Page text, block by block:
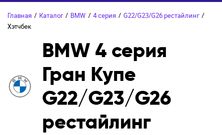
Главная / Каталог / BMW / 4 серия / G22/G23/G26 рестайлинг /
Хэтчбек
BMW 4 серия
Гран Купе
G22/G23/G26
рестайлинг